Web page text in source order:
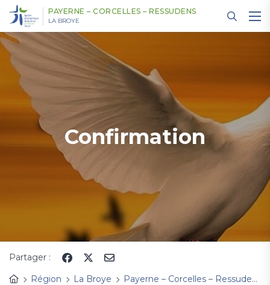
PAYERNE – CORCELLES – RESSUDENS
LA BROYE
Confirmation
Partager :
Région
La Broye Payerne – Corcelles – Ressudens
Panneau de gestion des cookies